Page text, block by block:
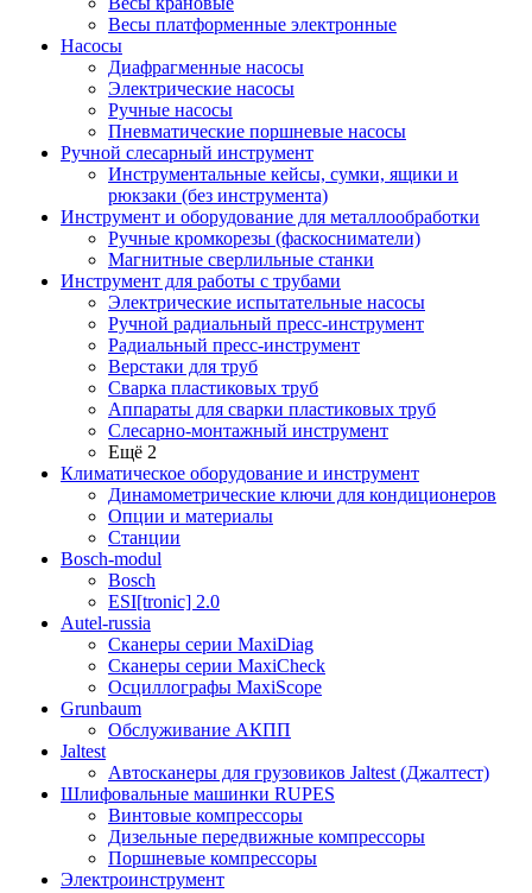
Весы платформенные электронные
Насосы
Диафрагменные насосы
Электрические насосы
Ручные насосы
Пневматические поршневые насосы
Ручной слесарный инструмент
Инструментальные кейсы, сумки, ящики и
рюкзаки (без инструмента)
Инструмент и оборудование для металлообработки
Ручные кромкорезы (фаскосниматели)
Магнитные сверлильные станки
Инструмент для работы с трубами
Электрические испытательные насосы
Ручной радиальный пресс-инструмент
Радиальный пресс-инструмент
Верстаки для труб
Сварка пластиковых труб
Аппараты для сварки пластиковых труб
Слесарно-монтажный инструмент
Ещё 2
Климатическое оборудование и инструмент
Динамометрические ключи для кондиционеров
Опции и материалы
Станции
Bosch-modul
Bosch
ESI[tronic] 2.0
Autel-russia
Сканеры серии MaxiDiag
Сканеры серии MaxiCheck
Осциллографы MaxiScope
Grunbaum
Обслуживание АКПП
Jaltest
Автосканеры для грузовиков Jaltest (Джалтест)
Шлифовальные машинки RUPES
Винтовые компрессоры
Дизельные передвижные компрессоры
Поршневые компрессоры
Электроинструмент